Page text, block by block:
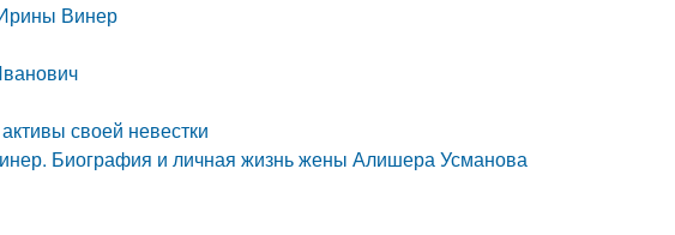
Винер
своей невестки
Биография и личная жизнь жены Алишера Усманова